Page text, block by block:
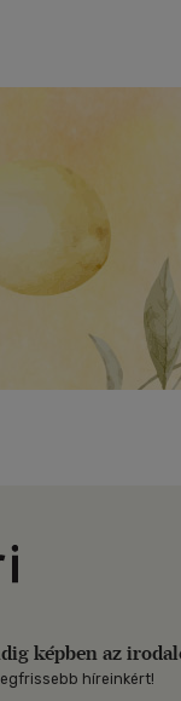
Libri
képben az
híreinkért!